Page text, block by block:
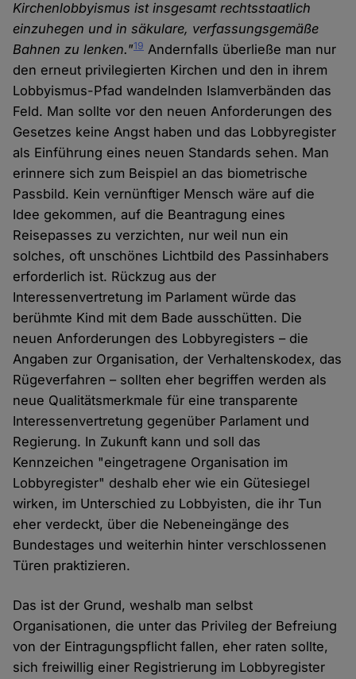
Kirchenlobbyismus ist insgesamt rechtsstaatlich
einzuhegen und in säkulare, verfassungsgemäße
Bahnen zu lenken."19 Andernfalls überließe man nur
den erneut privilegierten Kirchen und den in ihrem
Lobbyismus-Pfad wandelnden Islamverbänden das
Feld. Man sollte vor den neuen Anforderungen des
Gesetzes keine Angst haben und das Lobbyregister
als Einführung eines neuen Standards sehen. Man
erinnere sich zum Beispiel an das biometrische
Passbild. Kein vernünftiger Mensch wäre auf die
Idee gekommen, auf die Beantragung eines
Reisepasses zu verzichten, nur weil nun ein
solches, oft unschönes Lichtbild des Passinhabers
erforderlich ist. Rückzug aus der
Interessenvertretung im Parlament würde das
berühmte Kind mit dem Bade ausschütten. Die
neuen Anforderungen des Lobbyregisters – die
Angaben zur Organisation, der Verhaltenskodex, das
Rügeverfahren – sollten eher begriffen werden als
neue Qualitätsmerkmale für eine transparente
Interessenvertretung gegenüber Parlament und
Regierung. In Zukunft kann und soll das
Kennzeichen "eingetragene Organisation im
Lobbyregister" deshalb eher wie ein Gütesiegel
wirken, im Unterschied zu Lobbyisten, die ihr Tun
eher verdeckt, über die Nebeneingänge des
Bundestages und weiterhin hinter verschlossenen
Türen praktizieren.
Das ist der Grund, weshalb man selbst
Organisationen, die unter das Privileg der Befreiung
von der Eintragungspflicht fallen, eher raten sollte,
sich freiwillig einer Registrierung im Lobbyregister